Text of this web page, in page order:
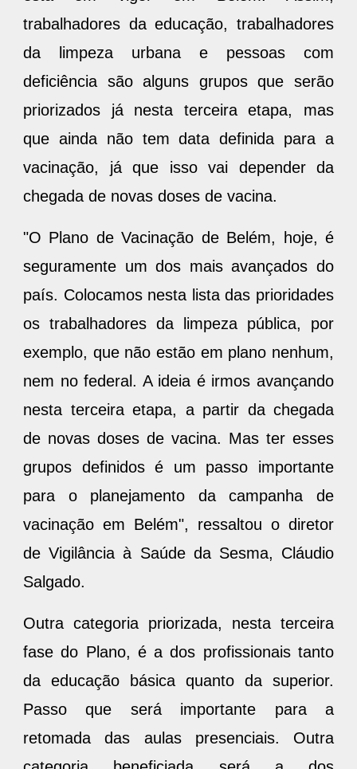
trabalhadores da educação, trabalhadores
da limpeza urbana e pessoas com
deficiência são alguns grupos que serão
priorizados já nesta terceira etapa, mas
que ainda não tem data definida para a
vacinação, já que isso vai depender da
chegada de novas doses de vacina.
"O Plano de Vacinação de Belém, hoje, é
seguramente um dos mais avançados do
país. Colocamos nesta lista das prioridades
os trabalhadores da limpeza pública, por
exemplo, que não estão em plano nenhum,
nem no federal. A ideia é irmos avançando
nesta terceira etapa, a partir da chegada
de novas doses de vacina. Mas ter esses
grupos definidos é um passo importante
para o planejamento da campanha de
vacinação em Belém", ressaltou o diretor
de Vigilância à Saúde da Sesma, Cláudio
Salgado.
Outra categoria priorizada, nesta terceira
fase do Plano, é a dos profissionais tanto
da educação básica quanto da superior.
Passo que será importante para a
retomada das aulas presenciais. Outra